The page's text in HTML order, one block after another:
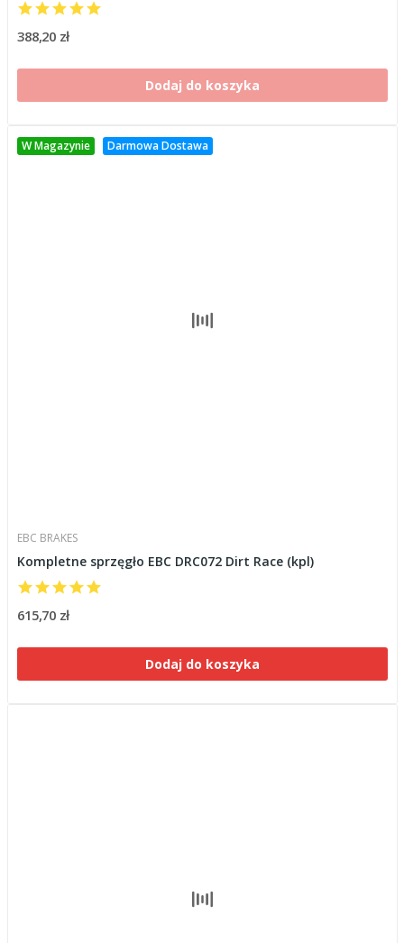
388,20 zł
Dodaj do koszyka
W Magazynie Darmowa Dostawa
EBC BRAKES
Kompletne sprzęgło EBC DRC072 Dirt Race (kpl)
615,70 zł
Dodaj do koszyka